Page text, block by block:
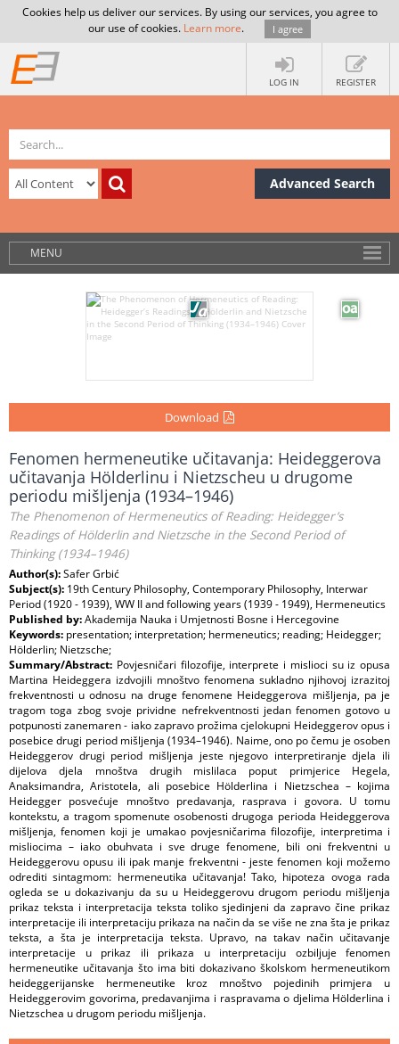
Cookies help us deliver our services. By using our services, you agree to
our use of cookies. Learn more. I agree
LOG IN REGISTER
Advanced Search
MENU
Download
Fenomen hermeneutike učitavanja: Heideggerova
učitavanja Hölderlinu i Nietzscheu u drugome
periodu mišljenja (1934–1946)
The Phenomenon of Hermeneutics of Reading: Heidegger’s
Readings of Hölderlin and Nietzsche in the Second Period of
Thinking (1934–1946)
Author(s):Safer Grbić
Subject(s): 19th Century Philosophy, Contemporary Philosophy, Interwar
Period (1920 - 1939), WW II and following years (1939 - 1949), Hermeneutics
Published by:Akademija Nauka i Umjetnosti Bosne i Hercegovine
Keywords: presentation; interpretation; hermeneutics; reading; Heidegger;
Hölderlin; Nietzsche;
Summary/Abstract: Povjesničari filozofije, interprete i mislioci su iz opusa
Martina Heideggera izdvojili mnoštvo fenomena sukladno njihovoj izrazitoj
frekventnosti u odnosu na druge fenomene Heideggerova mišljenja, pa je
tragom toga zbog svoje prividne nefrekventnosti jedan fenomen gotovo u
potpunosti zanemaren - iako zapravo prožima cjelokupni Heideggerov opus i
posebice drugi period mišljenja (1934–1946). Naime, ono po čemu je osoben
Heideggerov drugi period mišljenja jeste njegovo interpretiranje djela ili
dijelova djela mnoštva drugih mislilaca poput primjerice Hegela,
Anaksimandra, Aristotela, ali posebice Hӧlderlina i Nietzschea – kojima
Heidegger posvećuje mnoštvo predavanja, rasprava i govora. U tomu
kontekstu, a tragom spomenute osobenosti drugoga perioda Heideggerova
mišljenja, fenomen koji je umakao povjesničarima filozofije, interpretima i
misliocima – iako obuhvata i sve druge fenomene, bili oni frekventni u
Heideggerovu opusu ili ipak manje frekventni - jeste fenomen koji možemo
odrediti sintagmom: hermeneutika učitavanja! Tako, hipoteza ovoga rada
ogleda se u dokazivanju da su u Heideggerovu drugom periodu mišljenja
prikaz teksta i interpretacija teksta toliko sjedinjeni da zapravo čine prikaz
interpretacije ili interpretaciju prikaza na način da se više ne zna šta je prikaz
teksta, a šta je interpretacija teksta. Upravo, na takav način učitavanje
interpretacije u prikaz ili prikaza u interpretaciju ozbiljuje fenomen
hermeneutike učitavanja što ima biti dokazivano školskom hermeneutikom
heideggerijanske hermeneutike kroz mnoštvo pojedinih primjera u
Heideggerovim govorima, predavanjima i raspravama o djelima Hӧlderlina i
Nietzschea u drugom periodu mišljenja.